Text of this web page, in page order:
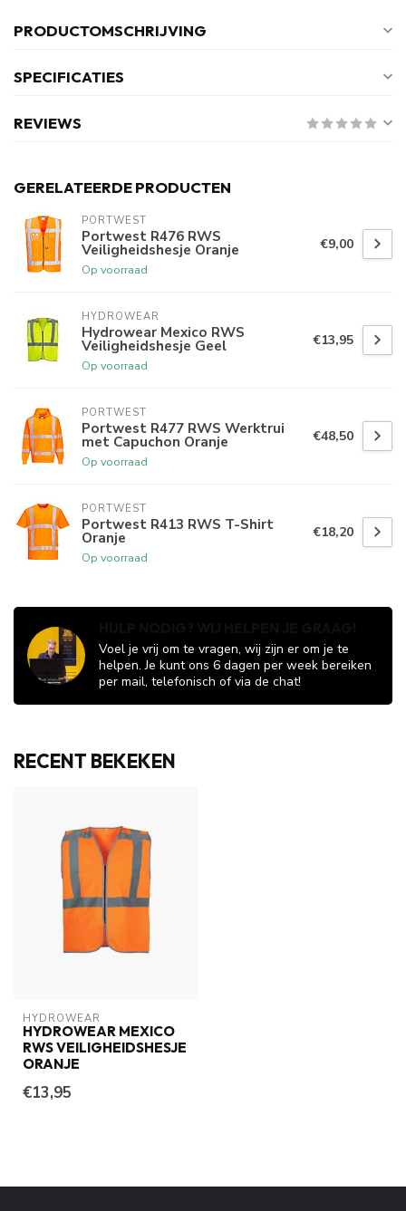
PRODUCTOMSCHRIJVING
SPECIFICATIES
REVIEWS
GERELATEERDE PRODUCTEN
PORTWEST
Portwest R476 RWS
Veiligheidshesje Oranje
Op voorraad
€9,00
HYDROWEAR
Hydrowear Mexico RWS
Veiligheidshesje Geel
Op voorraad
€13,95
PORTWEST
Portwest R477 RWS Werktrui
met Capuchon Oranje
Op voorraad
€48,50
PORTWEST
Portwest R413 RWS T-Shirt
Oranje
Op voorraad
€18,20
Voel je vrij om te vragen, wij zijn er om je te
helpen. Je kunt ons 6 dagen per week bereiken
per mail, telefonisch of via de chat!
RECENT BEKEKEN
HYDROWEAR
HYDROWEAR MEXICO
RWS VEILIGHEIDSHESJE
ORANJE
€13,95